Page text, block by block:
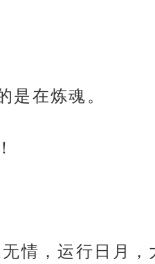
是在炼魂。
情，运行日月